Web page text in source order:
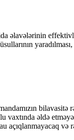
əlavələrinin
əldə
açıqlanmayacaq və